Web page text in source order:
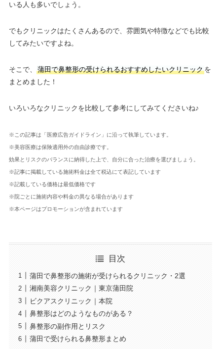
いる人も多いでしょう。
でもクリニックはたくさんあるので、雰囲気や特徴などでも比較
してみたいですよね。
そこで、 蒲田で鼻整形の受けられるおすすめしたいクリニックを
まとめました！
いろいろなクリニックを比較して参考にしてみてくださいね♪
※この記事は「医療広告ガイドライン」に沿って執筆しています。
※美容医療は保険適用外の自由診療です。
効果とリスクのバランスに納得した上で、自分に合った治療を選びましょう。
※記事に掲載している施術料金は全て税込にて表記しています
※記載している価格は最低価格です
※院ごとに施術内容や料金の異なる場合があります
※本ページはプロモーションが含まれています
目次
蒲田で鼻整形の施術が受けられるクリニック・2選
湘南美容クリニック｜東京蒲田院
ビクアスクリニック｜本院
鼻整形はどのようなものがある？
鼻整形の副作用とリスク
蒲田で受けられる鼻整形まとめ